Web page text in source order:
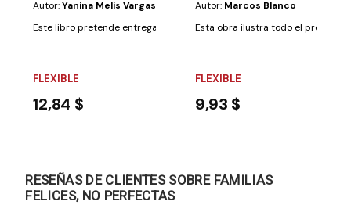
Autor:Yanina Melis Vargas
Este libro pretende entregar a docentes y padres algunas
FLEXIBLE
12,84 $
Autor: Marcos Blanco
Esta obra ilustra todo el proceso
FLEXIBLE
9,93 $
RESEÑAS DE CLIENTES SOBRE FAMILIAS
FELICES, NO PERFECTAS